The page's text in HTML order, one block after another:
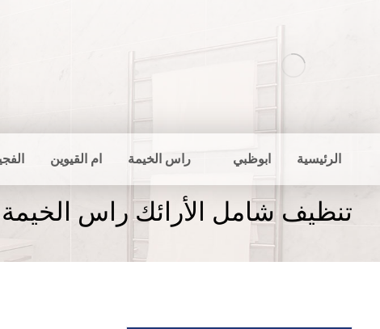
الرئيسية ابوظبي راس الخيمة ام القيوين
تنظيف شامل الأرائك راس الخيمة